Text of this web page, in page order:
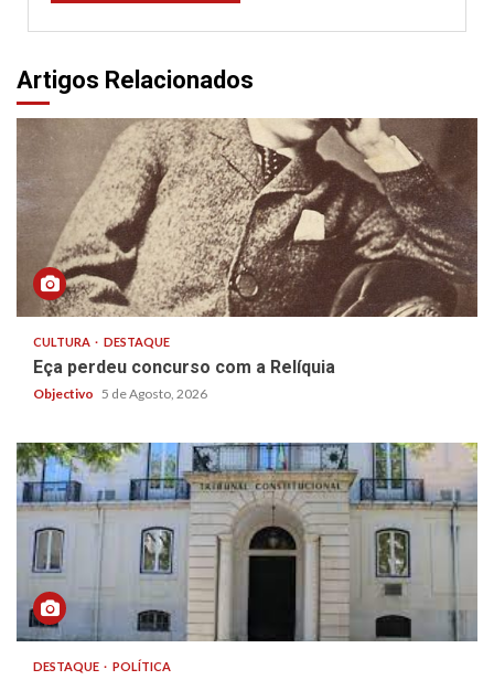
Artigos Relacionados
CULTURA DESTAQUE
Eça perdeu concurso com a Relíquia
Objectivo 5 de Agosto, 2026
DESTAQUE POLÍTICA